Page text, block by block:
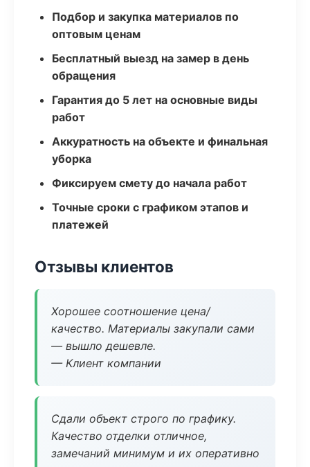
Подбор и закупка материалов по
оптовым ценам
Бесплатный выезд на замер в день
обращения
Гарантия до 5 лет на основные виды
работ
Аккуратность на объекте и финальная
уборка
Фиксируем смету до начала работ
Точные сроки с графиком этапов и
платежей
Отзывы клиентов
Хорошее соотношение цена/
качество. Материалы закупали сами
— вышло дешевле.
— Клиент компании
Сдали объект строго по графику.
Качество отделки отличное,
замечаний минимум и их оперативно